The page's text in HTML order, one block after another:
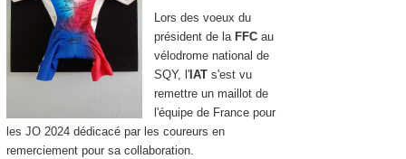
Lors des voeux du
président de laFFCau
vélodrome national de
SQY, l'IATs'est vu
remettre un maillot de
l'équipe de France pour
les JO 2024 dédicacé par les coureurs en
remerciement pour sa collaboration.